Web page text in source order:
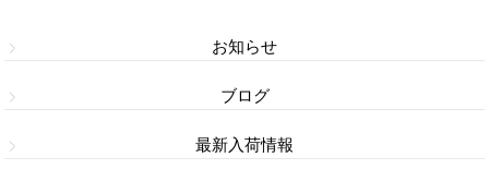
お知らせ
ブログ
最新入荷情報